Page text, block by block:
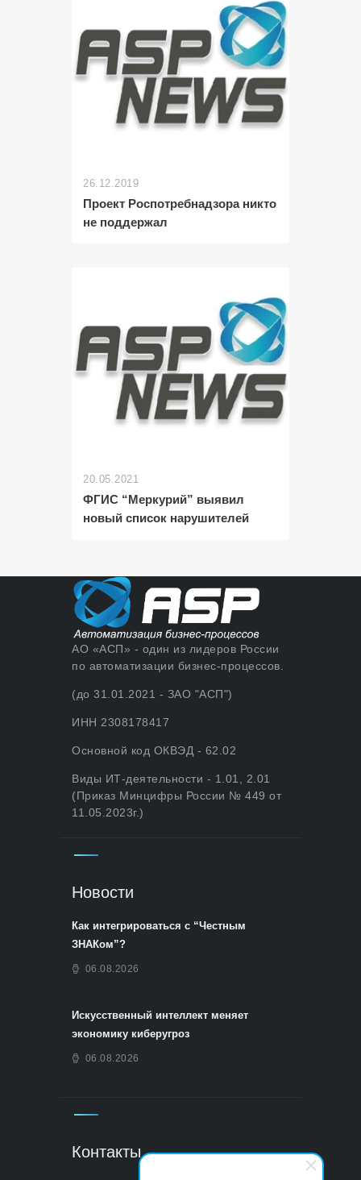
26.12.2019
Проект Роспотребнадзора никто
не поддержал
20.05.2021
ФГИС “Меркурий” выявил
новый список нарушителей
АО «АСП» - один из лидеров России
по автоматизации бизнес-процессов.
(до 31.01.2021 - ЗАО "АСП")
ИНН 2308178417
Основной код ОКВЭД - 62.02
Виды ИТ-деятельности - 1.01, 2.01
(Приказ Минцифры России № 449 от
11.05.2023г.)
Новости
Как интегрироваться с “Честным
ЗНАКом”?
06.08.2026
Искусственный интеллект меняет
экономику киберугроз
06.08.2026
Контакты